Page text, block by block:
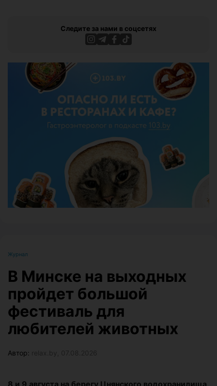
Следите за нами в соцсетях
Журнал
В Минске на выходных
пройдет большой
фестиваль для
любителей животных
Автор:
8 и 9 августа на берегу Цнянского водохранилища,